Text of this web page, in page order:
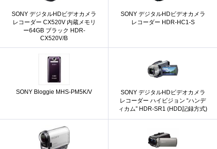
SONY デジタルHDビデオカメラ
レコーダー CX520V 内蔵メモリ
ー64GB ブラック HDR-
CX520V/B
SONY デジタルHDビデオカメラ
レコーダー HDR-HC1-S
SONY Bloggie MHS-PM5K/V
SONY デジタルHDビデオカメラ
レコーダー ハイビジョン “ハンデ
ィカム” HDR-SR1 (HDD記録方式)